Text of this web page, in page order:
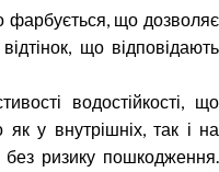
фарбується, що дозволяє
що відповідають
водостійкості, що
у внутрішніх, так і на
ризику пошкодження.